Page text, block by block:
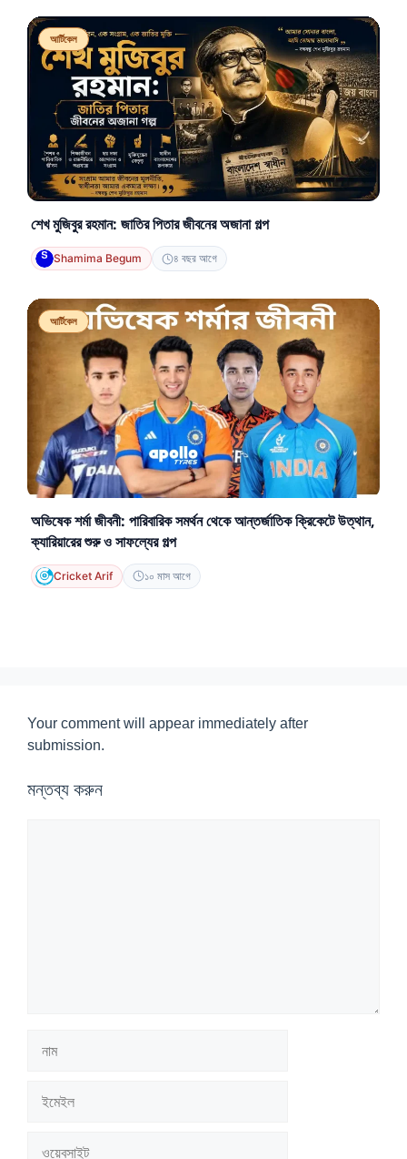
আর্টিকেল
শেখ মুজিবুর রহমান: জাতির পিতার জীবনের অজানা গল্প
Shamima Begum ৪ বছর আগে
আর্টিকেল
অভিষেক শর্মা জীবনী: পারিবারিক সমর্থন থেকে আন্তর্জাতিক ক্রিকেটে উত্থান,
ক্যারিয়ারের শুরু ও সাফল্যের গল্প
Cricket Arif ১০ মাস আগে
Your comment will appear immediately after
submission.
মন্তব্য করুন